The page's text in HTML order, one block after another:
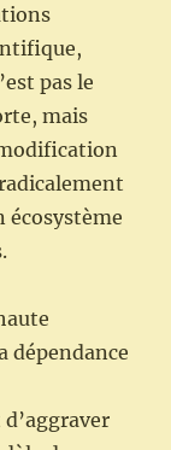
pas le
mais
écosystème
dépendance